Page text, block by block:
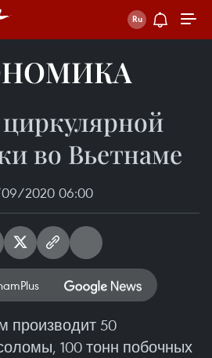
во Вьетнаме
2020 06:00
производит 50
100 тонн побочных